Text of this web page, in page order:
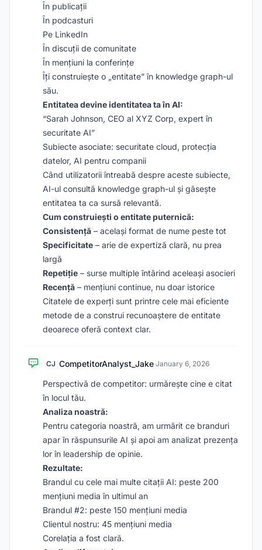
În publicații
În podcasturi
Pe LinkedIn
În discuții de comunitate
În mențiuni la conferințe
Îți construiește o „entitate” în knowledge graph-ul
său.
Entitatea devine identitatea ta în AI:
“Sarah Johnson, CEO al XYZ Corp, expert în
securitate AI”
Subiecte asociate: securitate cloud, protecția
datelor, AI pentru companii
Când utilizatorii întreabă despre aceste subiecte,
AI-ul consultă knowledge graph-ul și găsește
entitatea ta ca sursă relevantă.
Cum construiești o entitate puternică:
Consistență – același format de nume peste tot
Specificitate – arie de expertiză clară, nu prea
largă
Repetiție – surse multiple întărind aceleași asocieri
Recență – mențiuni continue, nu doar istorice
Citatele de experți sunt printre cele mai eficiente
metode de a construi recunoaștere de entitate
deoarece oferă context clar.
CJ CompetitorAnalyst_Jake·January 6, 2026
Perspectivă de competitor: urmărește cine e citat
în locul tău.
Analiza noastră:
Pentru categoria noastră, am urmărit ce branduri
apar în răspunsurile AI și apoi am analizat prezența
lor în leadership de opinie.
Rezultate:
Brandul cu cele mai multe citații AI: peste 200
mențiuni media în ultimul an
Brandul #2: peste 150 mențiuni media
Clientul nostru: 45 mențiuni media
Corelația a fost clară.